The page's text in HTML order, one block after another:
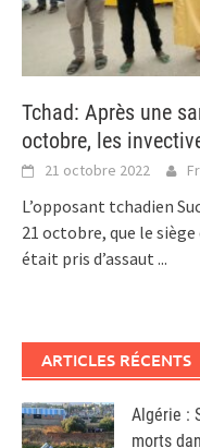
Tchad: Après une
octobre, les
21 octobre 2022
L’opposant tchadien
21 octobre, que le
était pris d’assaut ...
ARTICLES RÉCENTS
Algérie :
morts